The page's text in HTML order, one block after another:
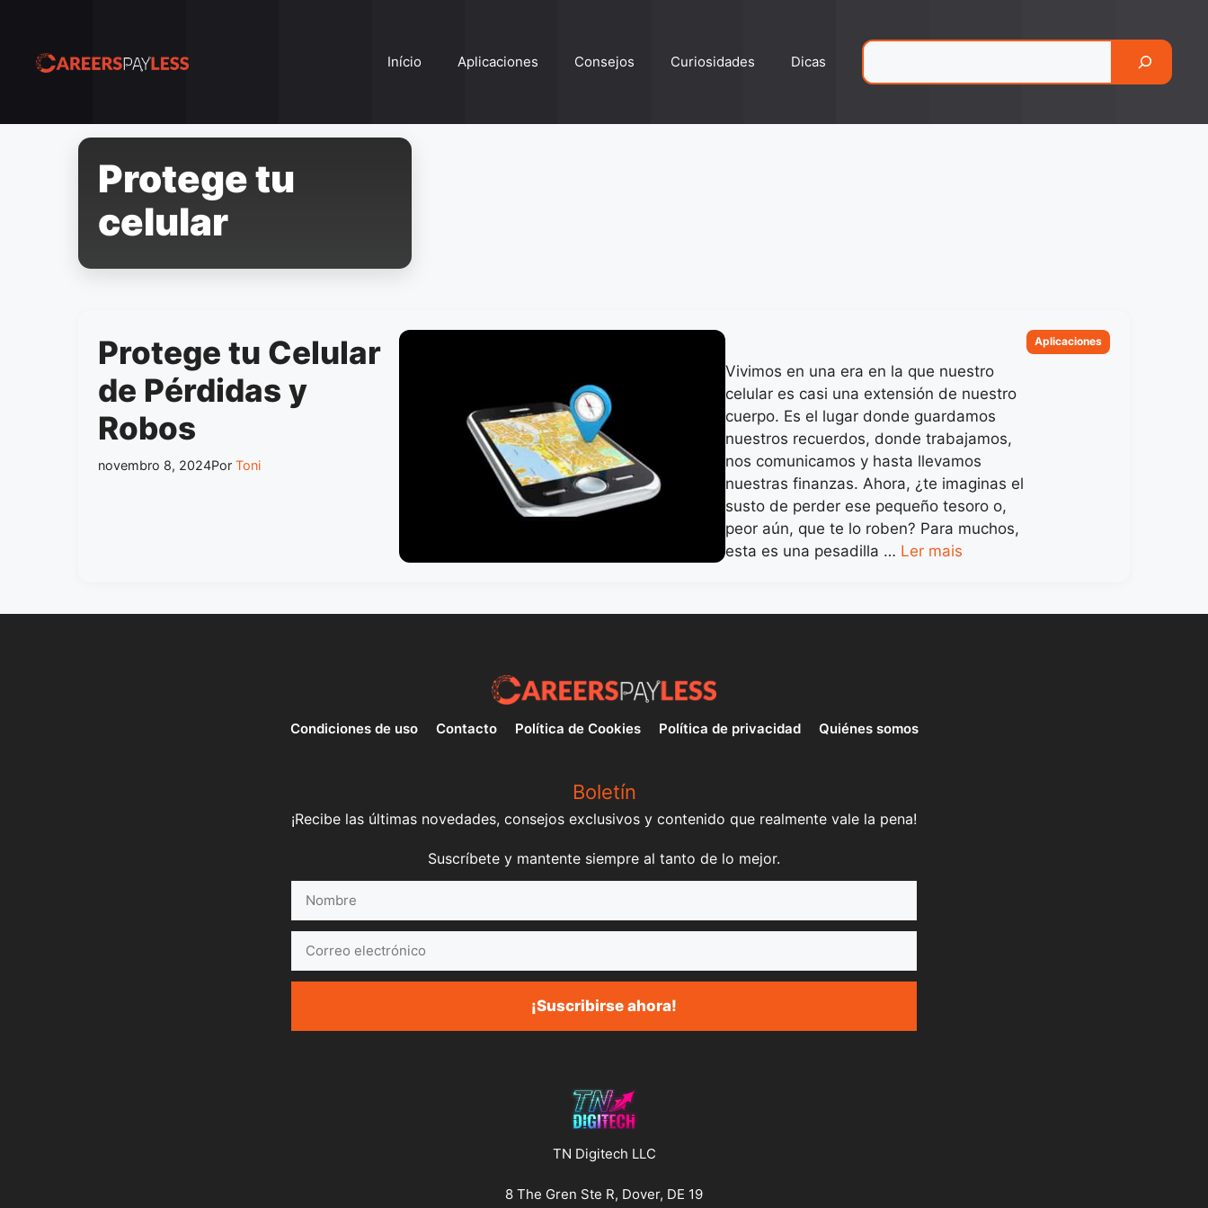
conteúdo
Início Aplicaciones Consejos Curiosidades Dicas
Protege tu
celular
Protege tu Celular
de Pérdidas y
Robos
novembro 8, 2024Por Toni
Vivimos en una era en la que nuestro
celular es casi una extensión de nuestro
cuerpo. Es el lugar donde guardamos
nuestros recuerdos, donde trabajamos,
nos comunicamos y hasta llevamos
nuestras finanzas. Ahora, ¿te imaginas el
susto de perder ese pequeño tesoro o,
peor aún, que te lo roben? Para muchos,
esta es una pesadilla … Ler mais
Categorias
Aplicaciones
Condiciones de uso Contacto Política de Cookies Política de privacidad Quiénes somos
Boletín
¡Recibe las últimas novedades, consejos exclusivos y contenido que realmente vale la pena!
Suscríbete y mantente siempre al tanto de lo mejor.
electrónico
¡Suscribirse ahora!
TN Digitech LLC
8 The Gren Ste R, Dover, DE 19